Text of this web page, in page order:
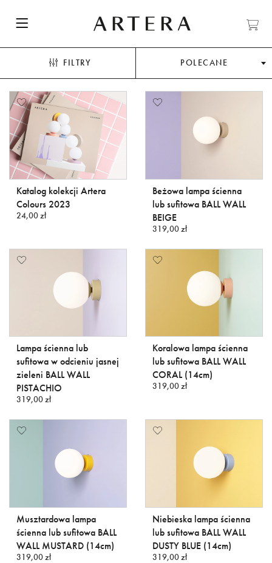
FILTRY POLECANE
Katalog kolekcji Artera
Colours 2023
24,00 zł
Beżowa lampa ścienna
lub sufitowa BALL WALL
BEIGE
319,00 zł
Lampa ścienna lub
sufitowa w odcieniu jasnej
zieleni BALL WALL
PISTACHIO
319,00 zł
Koralowa lampa ścienna
lub sufitowa BALL WALL
CORAL (14cm)
319,00 zł
Musztardowa lampa
ścienna lub sufitowa BALL
WALL MUSTARD (14cm)
319,00 zł
Niebieska lampa ścienna
lub sufitowa BALL WALL
DUSTY BLUE (14cm)
319,00 zł